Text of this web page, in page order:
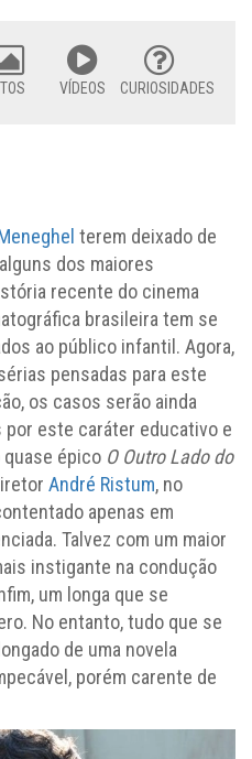
VÍDEOS CURIOSIDADES
terem deixado de
dos maiores
recente do cinema
brasileira tem se
ao público infantil. Agora,
pensadas para este
os casos serão ainda
por este caráter educativo e
épico O Outro Lado do
André Ristum, no
apenas em
Talvez com um maior
instigante na condução
um longa que se
No entanto, tudo que se
de uma novela
porém carente de